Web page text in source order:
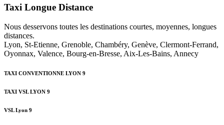
Taxi Longue Distance
Nous desservons toutes les destinations courtes, moyennes, longues
distances.
Lyon, St-Etienne, Grenoble, Chambéry, Genève, Clermont-Ferrand,
Oyonnax, Valence, Bourg-en-Bresse, Aix-Les-Bains, Annecy
TAXI CONVENTIONNE LYON 9
TAXI VSL LYON 9
VSL Lyon 9